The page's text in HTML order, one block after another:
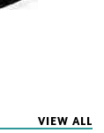
VIEW ALL